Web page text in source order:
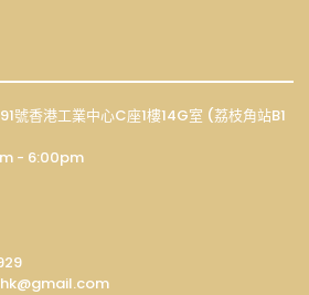
號香港工業中心C座1樓14G室 (荔枝角站B1
- 6:00pm